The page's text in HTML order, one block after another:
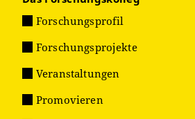
Forschungsprofil
Forschungsprojekte
Veranstaltungen
Promovieren